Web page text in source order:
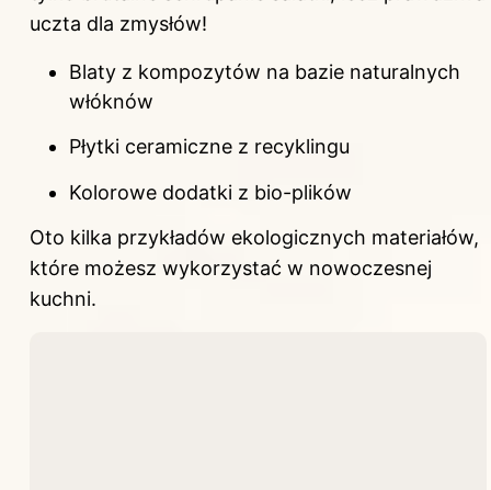
uczta dla zmysłów!
Blaty z kompozytów na bazie naturalnych
włóknów
Płytki ceramiczne z recyklingu
Kolorowe dodatki z bio-plików
Oto kilka przykładów ekologicznych materiałów,
które możesz wykorzystać w nowoczesnej
kuchni.